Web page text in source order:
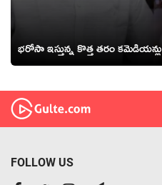
భరోసా ఇస్తున్న కొత్త తరం కమెడియన్లు
FOLLOW US